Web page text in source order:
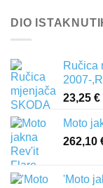
DIO
Ručica
2007-
23,25 €
Moto
262,10
'Moto